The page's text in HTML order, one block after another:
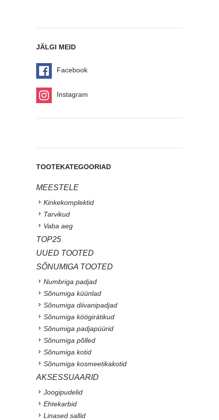
JÄLGI MEID
Facebook
Instagram
TOOTEKATEGOORIAD
MEESTELE
Kinkekomplektid
Tarvikud
Vaba aeg
TOP25
UUED TOOTED
SÕNUMIGA TOOTED
Numbriga padjad
Sõnumiga küünlad
Sõnumiga diivanipadjad
Sõnumiga köögirätikud
Sõnumiga padjapüürid
Sõnumiga põlled
Sõnumiga kotid
Sõnumiga kosmeetikakotid
AKSESSUAARID
Joogipudelid
Ehtekarbid
Linased sallid